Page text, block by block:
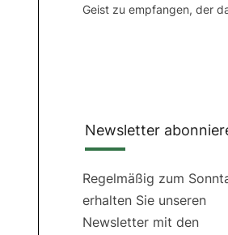
Geist zu empfangen, der
Newsletter
Regelmäßig zum
erhalten Sie unseren
Newsletter mit den